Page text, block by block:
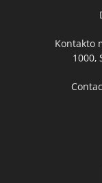
Kontakto
1000,